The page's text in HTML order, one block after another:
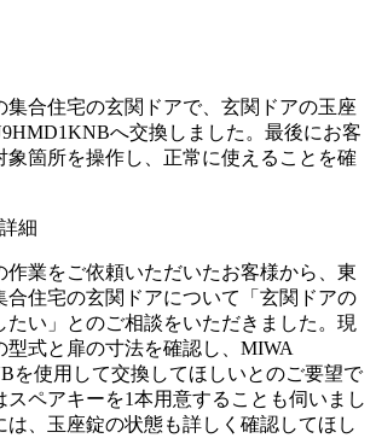
集合住宅の玄関ドアで、玄関ドアの玉座
へ交換しました。最後にお客
象箇所を操作し、正常に使えることを確
細
作業をご依頼いただいたお客様から、東
合住宅の玄関ドアについて「玄関ドアの
たい」とのご相談をいただきました。現
型式と扉の寸法を確認し、MIWA
を使用して交換してほしいとのご要望で
スペアキーを1本用意することも伺いまし
は、玉座錠の状態も詳しく確認してほし